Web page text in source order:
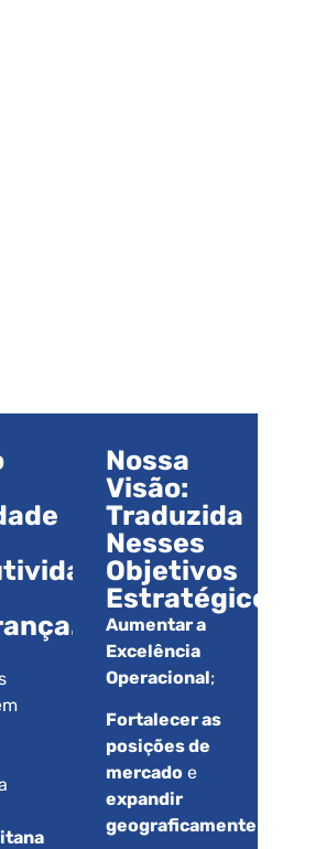
Nossa
Visão:
Traduzida
Nesses
Objetivos
Estratégicos.
Aumentar a
Excelência
Operacional;
Fortalecer as
posições de
mercado e
expandir
geograficamente